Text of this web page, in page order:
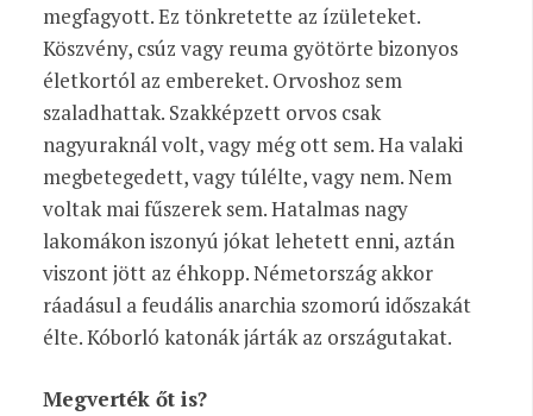
megfagyott. Ez tönkretette az ízületeket.
Köszvény, csúz vagy reuma gyötörte bizonyos
életkortól az embereket. Orvoshoz sem
szaladhattak. Szakképzett orvos csak
nagyuraknál volt, vagy még ott sem.Ha valaki
megbetegedett, vagy túlélte, vagy nem. Nem
voltak mai fűszerek sem. Hatalmas nagy
lakomákon iszonyú jókat lehetett enni, aztán
viszont jött az éhkopp.Németország akkor
ráadásul a feudális anarchia szomorú időszakát
élte. Kóborló katonák járták az országutakat.
Megverték őt is?